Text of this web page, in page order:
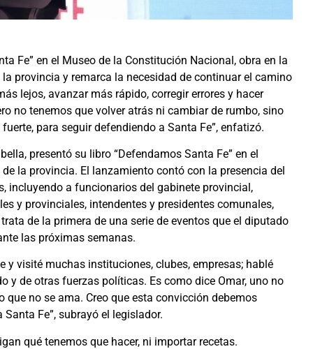
Fe” en el Museo de la Constitución Nacional, obra en la
provincia y remarca la necesidad de continuar el camino
lejos, avanzar más rápido, corregir errores y hacer
no tenemos que volver atrás ni cambiar de rumbo, sino
para seguir defendiendo a Santa Fe”, enfatizó.
presentó su libro “Defendamos Santa Fe” en el
la provincia. El lanzamiento contó con la presencia del
incluyendo a funcionarios del gabinete provincial,
y provinciales, intendentes y presidentes comunales,
de la primera de una serie de eventos que el diputado
las próximas semanas.
y visité muchas instituciones, clubes, empresas; hablé
y de otras fuerzas políticas. Es como dice Omar, uno no
no se ama. Creo que esta convicción debemos
Fe”, subrayó el legislador.
qué tenemos que hacer, ni importar recetas.